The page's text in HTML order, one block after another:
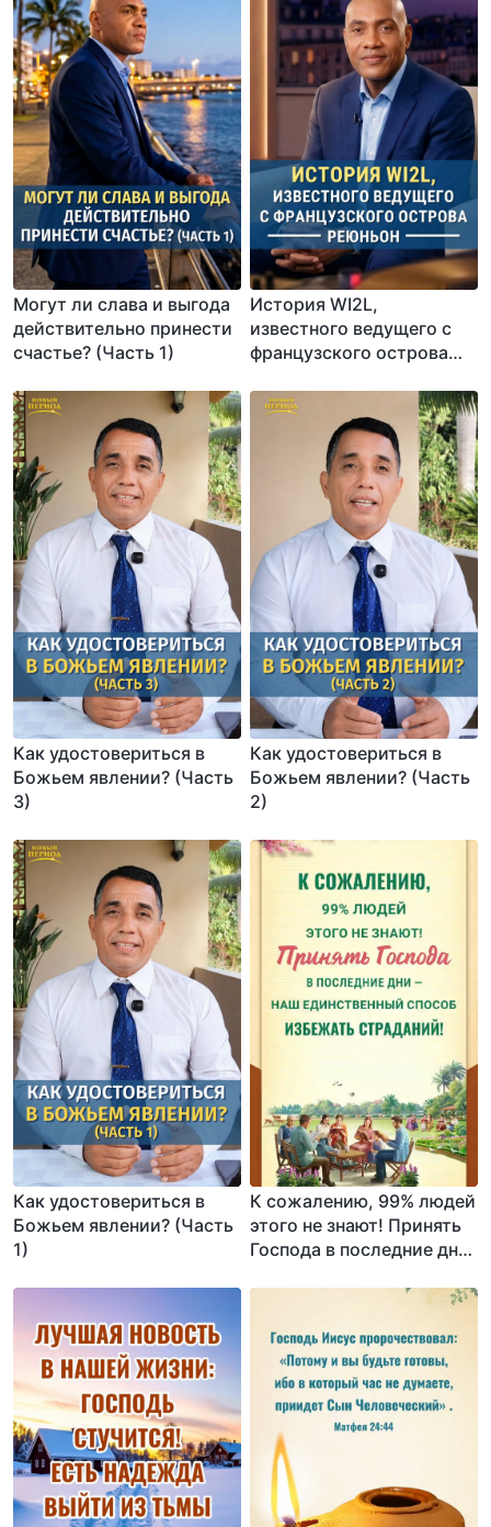
Могут ли слава и выгода
действительно принести
счастье? (Часть 1)
История WI2L,
известного ведущего с
французского острова
Как удостовериться в
Божьем явлении? (Часть
3)
Как удостовериться в
Божьем явлении? (Часть
2)
Как удостовериться в
Божьем явлении? (Часть
1)
К сожалению, 99% людей
этого не знают! Принять
Господа в последние дни
способ избежать